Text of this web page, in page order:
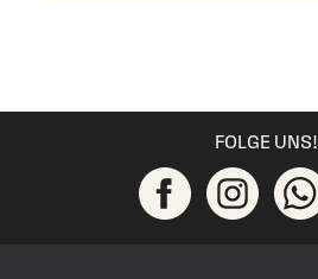
FOLGE UNS!